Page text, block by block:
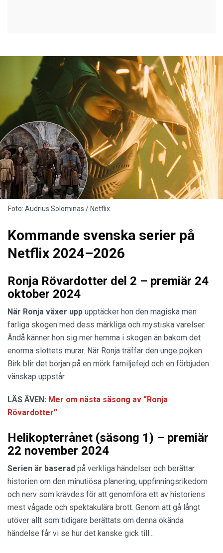
Foto: Audrius Solominas / Netflix.
Kommande svenska serier på
Netflix 2024–2026
Ronja Rövardotter del 2 – premiär 24
oktober 2024
När Ronja växer upp upptäcker hon den magiska men
farliga skogen med dess märkliga och mystiska varelser.
Ändå känner hon sig mer hemma i skogen än bakom det
enorma slottets murar. När Ronja träffar den unge pojken
Birk blir det början på en mörk familjefejd och en förbjuden
vänskap uppstår.
LÄS ÄVEN: Mer om nästa säsong av ”Ronja
Rövardotter”
Helikopterrånet (säsong 1) – premiär
22 november 2024
Serien är baserad på verkliga händelser och berättar
historien om den minutiösa planering, uppfinningsrikedom
och nerv som krävdes för att genomföra ett av historiens
mest vågade och spektakulära brott. Genom att gå långt
utöver allt som tidigare berättats om denna ökända
händelse får vi se hur det kanske gick till...